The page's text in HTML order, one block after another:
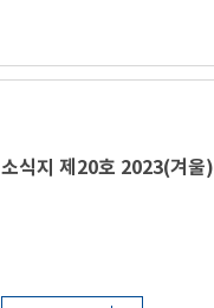
소식지 제20호 2023(겨울)